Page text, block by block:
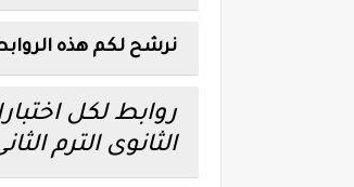
نرشح لكم هذه
روابط لكل
الثانوى الترم